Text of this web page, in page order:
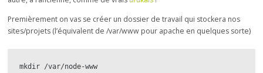
Premièrement on vas se créer un dossier de travail qui stockera nos
sites/projets (l’équivalent de /var/www pour apache en quelques sorte)
mkdir /var/node-www